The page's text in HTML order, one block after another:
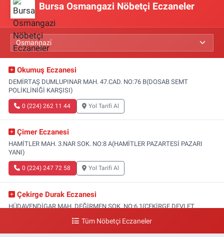
Bursa Osmangazi Nöbetçi Eczaneler
Okumuş Eczanesi
DEMİRTAŞ DUMLUPINAR MAH. 47.CAD. NO:76 B(DOSAB SEMT
POLİKLİNİĞİ KARŞISI)
0 (224) 262 11 44 Yol Tarifi Al
Çimer Eczanesi
HAMİTLER MAH. 3.NAR SOK. NO:8 A(HAMİTLER PAZARTESİ PAZARI
YANI)
0 (224) 247 72 58 Yol Tarifi Al
Çekirge Durak Eczanesi
HÜDAVENDİGAR MAH. DEĞİRMEN SOK. NO:6 1(ÇEKİRGE DEVLET
Tüm Nöbetçi Eczaneler